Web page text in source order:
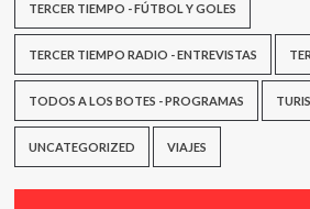
TERCER TIEMPO - FÚTBOL Y GOLES
TERCER TIEMPO RADIO - ENTREVISTAS
TODOS A LOS BOTES - PROGRAMAS
UNCATEGORIZED VIAJES